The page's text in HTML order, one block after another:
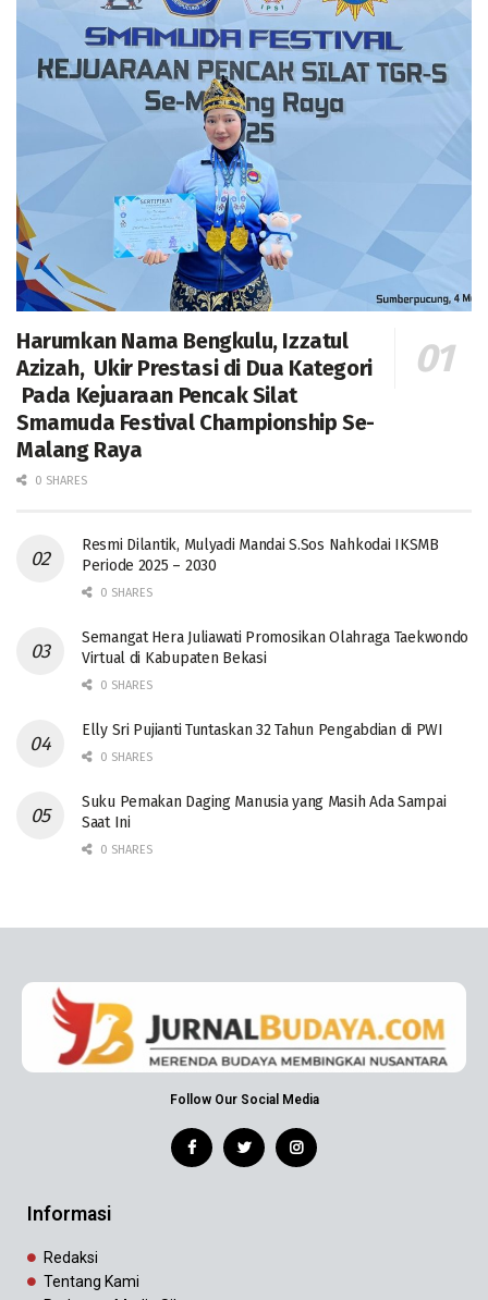
Harumkan Nama Bengkulu, Izzatul
Azizah, Ukir Prestasi di Dua Kategori
Pada Kejuaraan Pencak Silat
Smamuda Festival Championship Se-
Malang Raya
0 SHARES
Resmi Dilantik, Mulyadi Mandai S.Sos Nahkodai IKSMB
Periode 2025 – 2030
0 SHARES
Semangat Hera Juliawati Promosikan Olahraga Taekwondo
Virtual di Kabupaten Bekasi
0 SHARES
Elly Sri Pujianti Tuntaskan 32 Tahun Pengabdian di PWI
0 SHARES
‎Suku Pemakan Daging Manusia yang Masih Ada Sampai
Saat Ini
0 SHARES
Follow Our Social Media
Informasi
Redaksi
Tentang Kami